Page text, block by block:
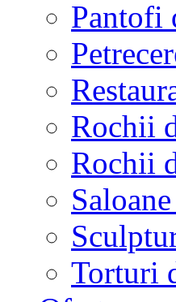
Pantofi
Rochii
Rochii
Torturi